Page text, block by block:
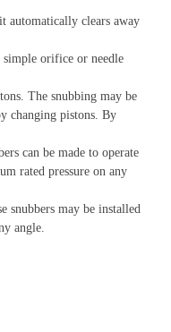
automatically clears away
simple orifice or needle
The snubbing may be
changing pistons. By
can be made to operate
rated pressure on any
snubbers may be installed
angle.